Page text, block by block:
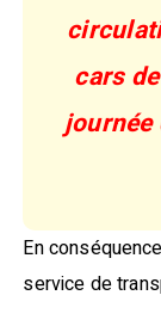
cars
journée
En
service de